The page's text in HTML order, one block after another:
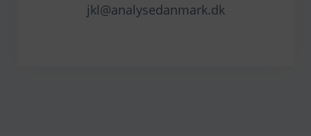
jkl@analysedanmark.dk